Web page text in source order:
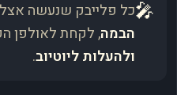
🎤כל פלייבק שנעשה
הבמה, לקחת לאולפן
ולהעלות ליוטיוב.